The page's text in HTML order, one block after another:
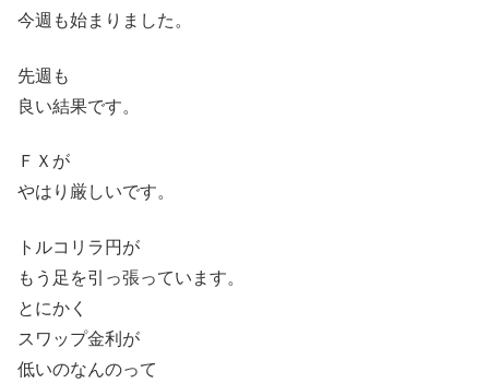
今週も始まりました。
先週も
良い結果です。
ＦＸが
やはり厳しいです。
トルコリラ円が
もう足を引っ張っています。
とにかく
スワップ金利が
低いのなんのって